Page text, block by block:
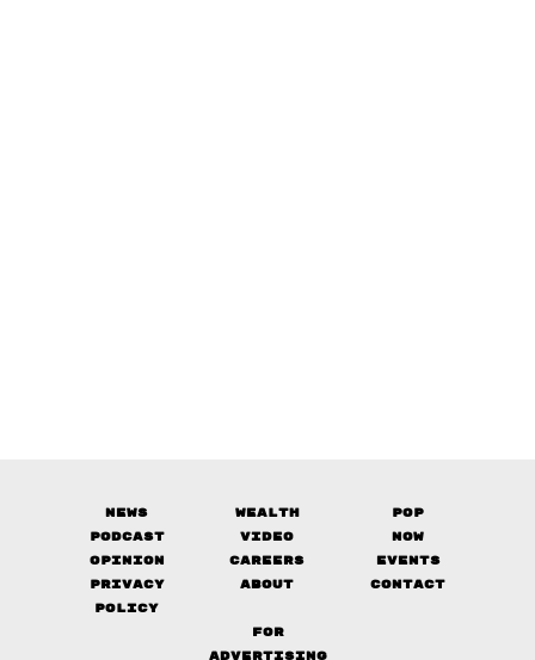
News Wealth
Pop
Podcast
Video
Now
Opinion
Careers
Events
Privacy
Policy
About Contact
FOR
ADVERTISING